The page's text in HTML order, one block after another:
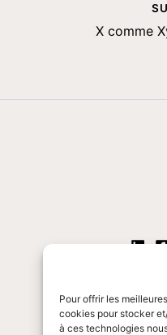
Pour offrir les
cookies pour stocker
à ces technologies
X comme